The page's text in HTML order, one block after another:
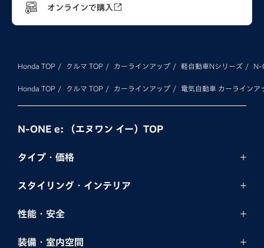
オンラインで購入
Honda TOP クルマ TOP カーラインアップ 軽自動車Nシリーズ N-
Honda TOP クルマ TOP カーラインアップ 電気自動車 カーラインア
N-ONE e: （エヌワン イー）TOP
タイプ・価格
スタイリング・ インテリア
性能・安全
装備・室内空間